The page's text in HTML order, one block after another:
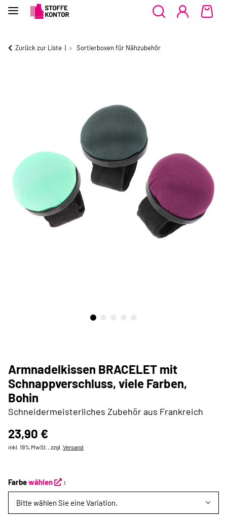
Zurück zur Liste Sortierboxen für Nähzubehör
Armnadelkissen BRACELET mit
Schnappverschluss, viele Farben,
Bohin
Schneidermeisterliches Zubehör aus Frankreich
23,90 €
inkl. 19% MwSt. , zzgl. Versand
Farbewählen :
Bitte wählen Sie eine Variation.